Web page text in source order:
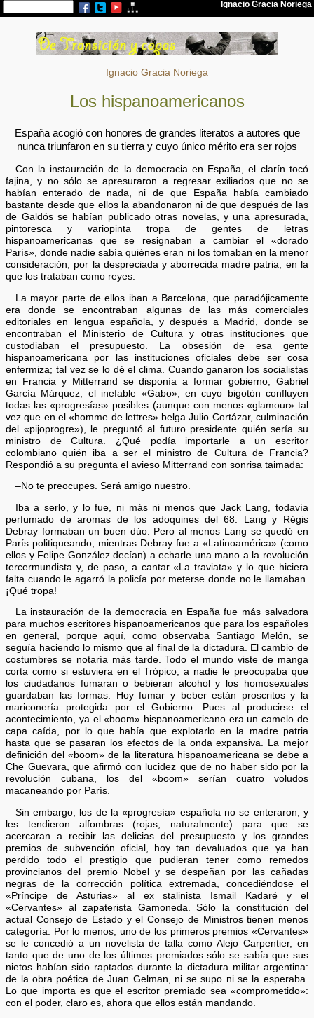
Ignacio Gracia Noriega
Los hispanoamericanos
España acogió con honores de grandes literatos a autores que
nunca triunfaron en su tierra y cuyo único mérito era ser rojos
Con la instauración de la democracia en España, el clarín tocó
fajina, y no sólo se apresuraron a regresar exiliados que no se
habían enterado de nada, ni de que España había cambiado
bastante desde que ellos la abandonaron ni de que después de las
de Galdós se habían publicado otras novelas, y una apresurada,
pintoresca y variopinta tropa de gentes de letras
hispanoamericanas que se resignaban a cambiar el «dorado
París», donde nadie sabía quiénes eran ni los tomaban en la menor
consideración, por la despreciada y aborrecida madre patria, en la
que los trataban como reyes.
La mayor parte de ellos iban a Barcelona, que paradójicamente
era donde se encontraban algunas de las más comerciales
editoriales en lengua española, y después a Madrid, donde se
encontraban el Ministerio de Cultura y otras instituciones que
custodiaban el presupuesto. La obsesión de esa gente
hispanoamericana por las instituciones oficiales debe ser cosa
enfermiza; tal vez se lo dé el clima. Cuando ganaron los socialistas
en Francia y Mitterrand se disponía a formar gobierno, Gabriel
García Márquez, el inefable «Gabo», en cuyo bigotón confluyen
todas las «progresías» posibles (aunque con menos «glamour» tal
vez que en el «homme de lettres» belga Julio Cortázar, culminación
del «pijoprogre»), le preguntó al futuro presidente quién sería su
ministro de Cultura. ¿Qué podía importarle a un escritor
colombiano quién iba a ser el ministro de Cultura de Francia?
Respondió a su pregunta el avieso Mitterrand con sonrisa taimada:
–No te preocupes. Será amigo nuestro.
Iba a serlo, y lo fue, ni más ni menos que Jack Lang, todavía
perfumado de aromas de los adoquines del 68. Lang y Régis
Debray formaban un buen dúo. Pero al menos Lang se quedó en
París politiqueando, mientras Debray fue a «Latinoamérica» (como
ellos y Felipe González decían) a echarle una mano a la revolución
tercermundista y, de paso, a cantar «La traviata» y lo que hiciera
falta cuando le agarró la policía por meterse donde no le llamaban.
¡Qué tropa!
La instauración de la democracia en España fue más salvadora
para muchos escritores hispanoamericanos que para los españoles
en general, porque aquí, como observaba Santiago Melón, se
seguía haciendo lo mismo que al final de la dictadura. El cambio de
costumbres se notaría más tarde. Todo el mundo viste de manga
corta como si estuviera en el Trópico, a nadie le preocupaba que
los ciudadanos fumaran o bebieran alcohol y los homosexuales
guardaban las formas. Hoy fumar y beber están proscritos y la
mariconería protegida por el Gobierno. Pues al producirse el
acontecimiento, ya el «boom» hispanoamericano era un camelo de
capa caída, por lo que había que explotarlo en la madre patria
hasta que se pasaran los efectos de la onda expansiva. La mejor
definición del «boom» de la literatura hispanoamericana se debe a
Che Guevara, que afirmó con lucidez que de no haber sido por la
revolución cubana, los del «boom» serían cuatro voludos
macaneando por París.
Sin embargo, los de la «progresía» española no se enteraron, y
les tendieron alfombras (rojas, naturalmente) para que se
acercaran a recibir las delicias del presupuesto y los grandes
premios de subvención oficial, hoy tan devaluados que ya han
perdido todo el prestigio que pudieran tener como remedos
provincianos del premio Nobel y se despeñan por las cañadas
negras de la corrección política extremada, concediéndose el
«Príncipe de Asturias» al ex stalinista Ismail Kadaré y el
«Cervantes» al zapaterista Gamoneda. Sólo la constitución del
actual Consejo de Estado y el Consejo de Ministros tienen menos
categoría. Por lo menos, uno de los primeros premios «Cervantes»
se le concedió a un novelista de talla como Alejo Carpentier, en
tanto que de uno de los últimos premiados sólo se sabía que sus
nietos habían sido raptados durante la dictadura militar argentina:
de la obra poética de Juan Gelman, ni se supo ni se la esperaba.
Lo que importa es que el escritor premiado sea «comprometido»:
con el poder, claro es, ahora que ellos están mandando.